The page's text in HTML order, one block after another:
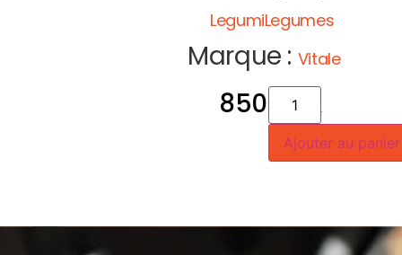
LegumiLegumes
Marque : Vitale
850 CFA
Ajouter au panier